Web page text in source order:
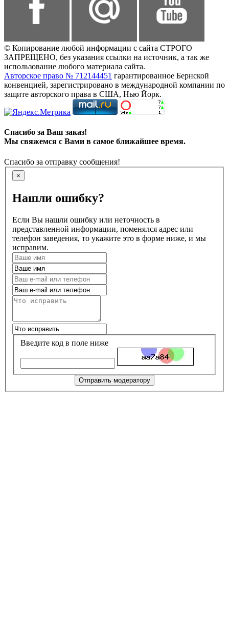
© Копирование любой информации с сайта СТРОГО
ЗАПРЕЩЕНО, без указания ссылки на источник, а так же
использование любого материала сайта.
Авторское право № 712144451 гарантированное Бернской
конвенцией, зарегистрировано в международной компании по
защите авторского права в США, Нью Йорк.
Спасибо за Ваш заказ!
Мы свяжемся с Вами в самое ближайшее время.
Спасибо за отправку сообщения!
×
Нашли ошибку?
Если Вы нашли ошибку или неточность в
представленной информации, поменялся адрес или
телефон заведения, то укажите это в форме ниже, и мы
исправим.
Введите код в поле ниже
Отправить модератору